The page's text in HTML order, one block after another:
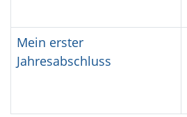
Mein erster
Jahresabschluss